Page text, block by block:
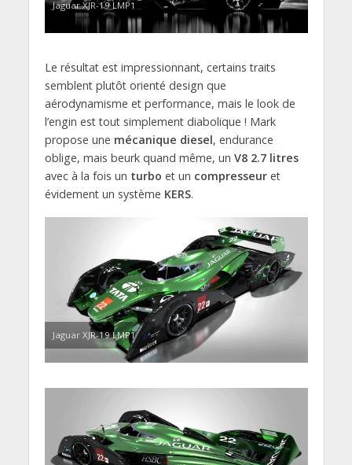
Jaguar XJR-19 LMP1
Le résultat est impressionnant, certains traits
semblent plutôt orienté design que
aérodynamisme et performance, mais le look de
l’engin est tout simplement diabolique ! Mark
propose une mécanique diesel, endurance
oblige, mais beurk quand même, un V8 2.7 litres
avec à la fois un turbo et un compresseuret
évidement un système KERS.
Jaguar XJR-19 LMP1